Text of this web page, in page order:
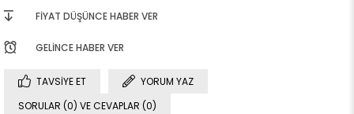
FIYAT DÜŞÜNCE HABER VER
GELINCE HABER VER
TAVSIYE ET
YORUM YAZ
SORULAR (0) VE CEVAPLAR (0)